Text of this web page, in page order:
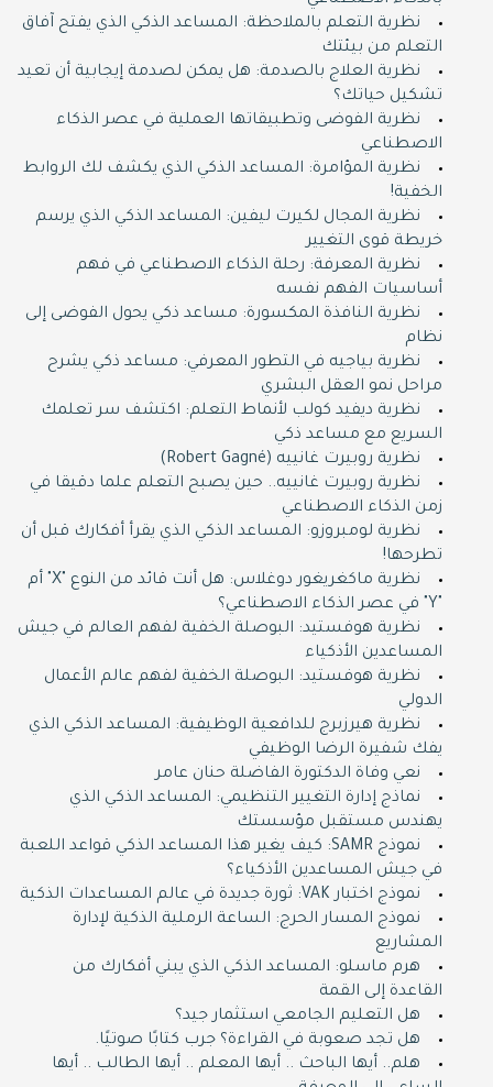
نظرية التعلم بالملاحظة: المساعد الذكي الذي يفتح آفاق
التعلم من بيئتك
نظرية العلاج بالصدمة: هل يمكن لصدمة إيجابية أن تعيد
تشكيل حياتك؟
نظرية الفوضى وتطبيقاتها العملية في عصر الذكاء
الاصطناعي
نظرية المؤامرة: المساعد الذكي الذي يكشف لك الروابط
الخفية!
نظرية المجال لكيرت ليفين: المساعد الذكي الذي يرسم
خريطة قوى التغيير
نظرية المعرفة: رحلة الذكاء الاصطناعي في فهم
أساسيات الفهم نفسه
نظرية النافذة المكسورة: مساعد ذكي يحول الفوضى إلى
نظام
نظرية بياجيه في التطور المعرفي: مساعد ذكي يشرح
مراحل نمو العقل البشري
نظرية ديفيد كولب لأنماط التعلم: اكتشف سر تعلمك
السريع مع مساعد ذكي
نظرية روبيرت غانييه (Robert Gagné)
نظرية روبيرت غانييه.. حين يصبح التعلم علما دقيقا في
زمن الذكاء الاصطناعي
نظرية لومبروزو: المساعد الذكي الذي يقرأ أفكارك قبل أن
تطرحها!
نظرية ماكغريغور دوغلاس: هل أنت قائد من النوع "X" أم
نظرية هوفستيد: البوصلة الخفية لفهم العالم في جيش
المساعدين الأذكياء
نظرية هوفستيد: البوصلة الخفية لفهم عالم الأعمال
الدولي
نظرية هيرزبرج للدافعية الوظيفية: المساعد الذكي الذي
يفك شفيرة الرضا الوظيفي
نعي وفاة الدكتورة الفاضلة حنان عامر
نماذج إدارة التغيير التنظيمي: المساعد الذكي الذي
يهندس مستقبل مؤسستك
نموذج SAMR: كيف يغير هذا المساعد الذكي قواعد اللعبة
في جيش المساعدين الأذكياء؟
نموذج اختبار VAK: ثورة جديدة في عالم المساعدات الذكية
نموذج المسار الحرج: الساعة الرملية الذكية لإدارة
المشاريع
هرم ماسلو: المساعد الذكي الذي يبني أفكارك من
القاعدة إلى القمة
هل التعليم الجامعي استثمار جيد؟
هل تجد صعوبة في القراءة؟ جرب كتابًا صوتيًا.
هلم.. أيها الباحث .. أيها المعلم .. أيها الطالب .. أيها